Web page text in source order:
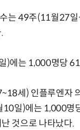
는 49주(11월27
에는 1,000명당
세) 인플루엔
일)에는 1,000
것으로 나타났다.